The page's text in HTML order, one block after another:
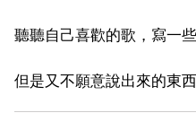
聽聽自己喜歡的歌，寫一些
但是又不願意說出來的東西